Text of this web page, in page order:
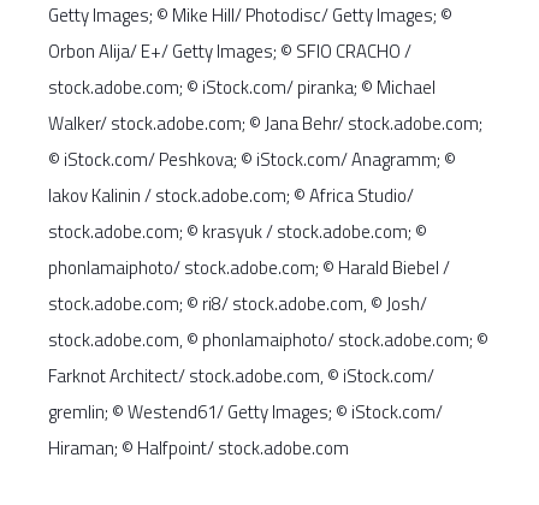
Getty Images; © Mike Hill/ Photodisc/ Getty Images; ©
Orbon Alija/ E+/ Getty Images; © SFIO CRACHO /
stock.adobe.com; © iStock.com/ piranka; © Michael
Walker/ stock.adobe.com; © Jana Behr/ stock.adobe.com;
© iStock.com/ Peshkova; © iStock.com/ Anagramm; ©
Iakov Kalinin / stock.adobe.com; © Africa Studio/
stock.adobe.com; © krasyuk / stock.adobe.com; ©
phonlamaiphoto/ stock.adobe.com; © Harald Biebel /
stock.adobe.com; © ri8/ stock.adobe.com, © Josh/
stock.adobe.com, © phonlamaiphoto/ stock.adobe.com; ©
Farknot Architect/ stock.adobe.com, © iStock.com/
gremlin; © Westend61/ Getty Images; © iStock.com/
Hiraman; © Halfpoint/ stock.adobe.com